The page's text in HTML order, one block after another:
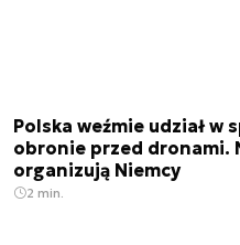
Polska weźmie udział w
obronie przed dronami.
organizują Niemcy
2 min.